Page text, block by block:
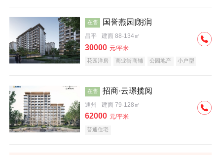
在售 国誉燕园|朗润
昌平 建面 88-134㎡
30000 元/平米
花园洋房 商业街商铺 公园地产
小户型
在售 招商·云璟揽阅
通州 建面 79-128㎡
62000 元/平米
普通住宅